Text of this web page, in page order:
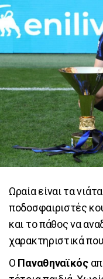
Ωραία είναι τα
ποδοσφαιριστές
και το πάθος να
χαρακτηριστικά
Ο Παναθηναϊκός